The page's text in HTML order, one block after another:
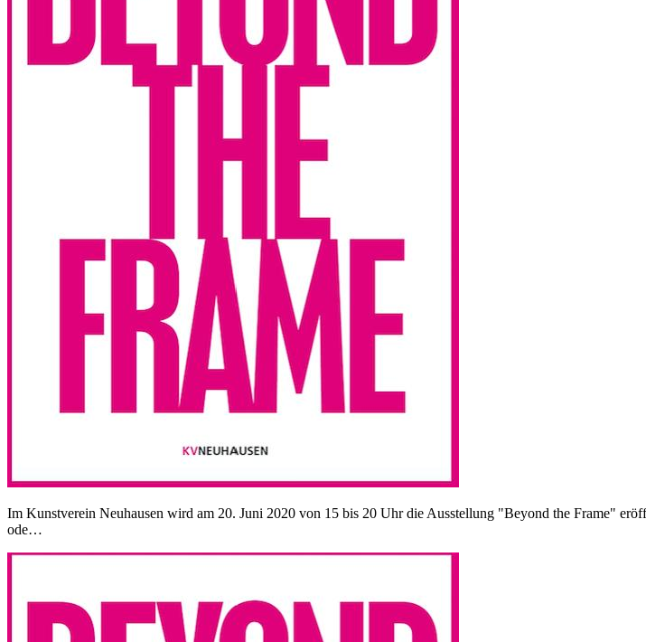
Im Kunstverein Neuhausen wird am 20. Juni 2020 von 15 bis 20 Uhr die Ausstellung "Beyond the Frame"
ode…